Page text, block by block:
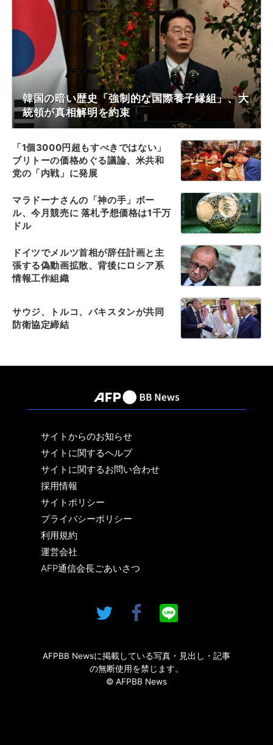
韓国の暗い歴史「強制的な国際養子縁組」、大
統領が真相解明を約束
「1個3000円超もすべきではない」
ブリトーの価格めぐる議論、米共和
党の「内戦」に発展
マラドーナさんの「神の手」ボー
ル、今月競売に 落札予想価格は1千万
ドル
ドイツでメルツ首相が辞任計画と主
張する偽動画拡散、背後にロシア系
情報工作組織
サウジ、トルコ、パキスタンが共同
防衛協定締結
サイトからのお知らせ
サイトに関するヘルプ
サイトに関するお問い合わせ
採用情報
サイトポリシー
プライバシーポリシー
利用規約
運営会社
AFP通信会長ごあいさつ
AFPBB Newsに掲載している写真・見出し・記事
の無断使用を禁じます。
© AFPBB News